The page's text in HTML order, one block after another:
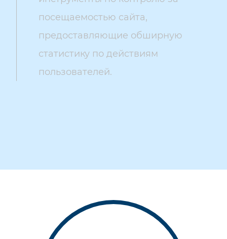
посещаемостью сайта,
предоставляющие обширную
статистику по действиям
пользователей.